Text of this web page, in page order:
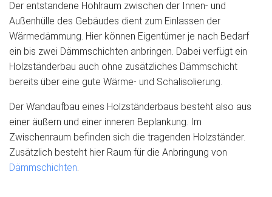
Der entstandene Hohlraum zwischen der Innen- und
Außenhülle des Gebäudes dient zum Einlassen der
Wärmedämmung. Hier können Eigentümer je nach Bedarf
ein bis zwei Dämmschichten anbringen. Dabei verfügt ein
Holzständerbau auch ohne zusätzliches Dämmschicht
bereits über eine gute Wärme- und Schalisolierung.
Der Wandaufbau eines Holzständerbaus besteht also aus
einer äußern und einer inneren Beplankung. Im
Zwischenraum befinden sich die tragenden Holzständer.
Zusätzlich besteht hier Raum für die Anbringung von
Dämmschichten.